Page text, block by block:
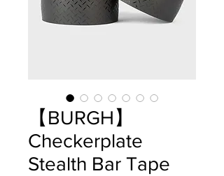
【BURGH】
Checkerplate
Stealth Bar Tape